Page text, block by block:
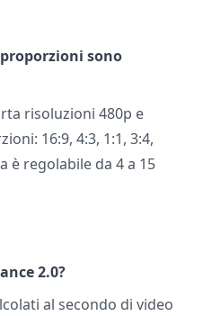
sono
risoluzioni 480p e
16:9, 4:3, 1:1, 3:4,
è regolabile da 4 a 15
2.0?
al secondo di video